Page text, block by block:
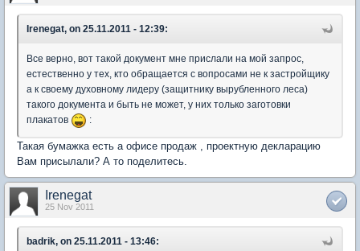
Irenegat, on 25.11.2011 - 12:39:
Все верно, вот такой документ мне прислали на мой запрос,
естественно у тех, кто обращается с вопросами не к застройщику
а к своему духовному лидеру (защитнику вырубленного леса)
такого документа и быть не может, у них только заготовки
плакатов
:
Такая бумажка есть а офисе продаж , проектную декларацию
Вам присылали? А то поделитесь.
Irenegat
25 Nov 2011
badrik, on 25.11.2011 - 13:46: